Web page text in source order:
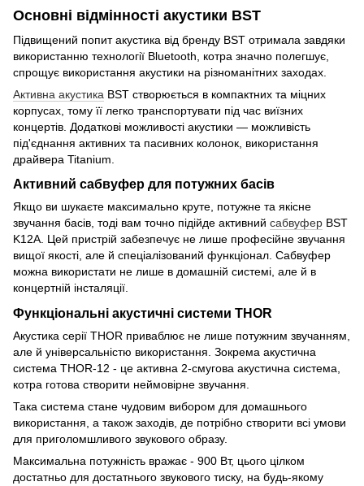
Основні відмінності акустики BST
Підвищений попит акустика від бренду BST отримала завдяки
використанню технології Bluetooth, котра значно полегшує,
спрощує використання акустики на різноманітних заходах.
Активна акустика BST створюється в компактних та міцних
корпусах, тому її легко транспортувати під час виїзних
концертів. Додаткові можливості акустики — можливість
під'єднання активних та пасивних колонок, використання
драйвера Titanium.
Активний сабвуфер для потужних басів
Якщо ви шукаєте максимально круте, потужне та якісне
звучання басів, тоді вам точно підійде активний сабвуфер BST
K12A. Цей пристрій забезпечує не лише професійне звучання
вищої якості, але й спеціалізований функціонал. Сабвуфер
можна використати не лише в домашній системі, але й в
концертній інсталяції.
Функціональні акустичні системи THOR
Акустика серії THOR приваблює не лише потужним звучанням,
але й універсальністю використання. Зокрема акустична
система THOR-12 - це активна 2-смугова акустична система,
котра готова створити неймовірне звучання.
Така система стане чудовим вибором для домашнього
використання, а також заходів, де потрібно створити всі умови
для приголомшливого звукового образу.
Максимальна потужність вражає - 900 Вт, цього цілком
достатньо для достатнього звукового тиску, на будь-якому